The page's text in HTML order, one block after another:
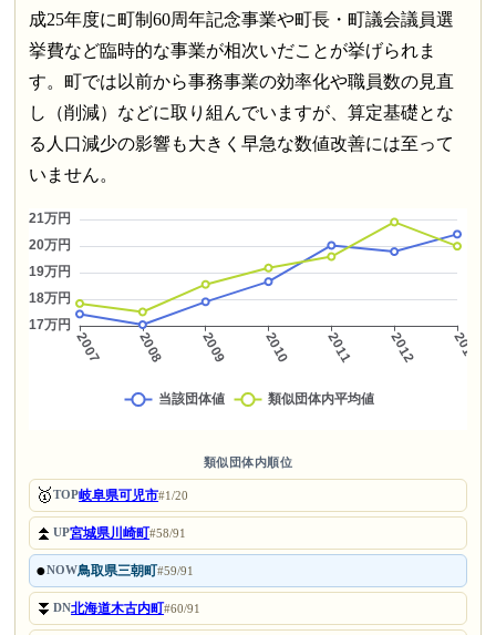
成25年度に町制60周年記念事業や町長・町議会議員選
挙費など臨時的な事業が相次いだことが挙げられま
す。町では以前から事務事業の効率化や職員数の見直
し（削減）などに取り組んでいますが、算定基礎とな
る人口減少の影響も大きく早急な数値改善には至って
いません。
類似団体内順位
🥇TOP岐阜県可児市#1/20
⏫UP宮城県川崎町#58/91
●NOW鳥取県三朝町#59/91
⏬DN北海道木古内町#60/91